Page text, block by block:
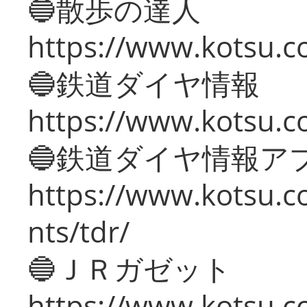
🔵散歩の達人
https://
🔵鉄道ダイヤ情報
https://
🔵鉄道ダイヤ情報ア
https://
nts/tdr/
🔵ＪＲガゼット